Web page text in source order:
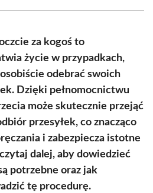
za kogoś to
życie w przypadkach,
odebrać swoich
Dzięki pełnomocnictwu
może skutecznie przejąć
przesyłek, co znacząco
i zabezpiecza istotne
dalej, aby dowiedzieć
potrzebne oraz jak
tę procedurę.